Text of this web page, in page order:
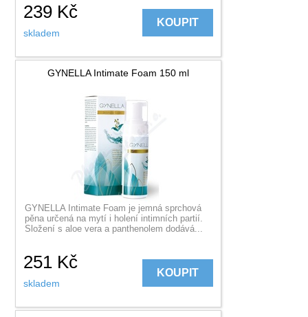
239 Kč
skladem
KOUPIT
GYNELLA Intimate Foam 150 ml
GYNELLA Intimate Foam je jemná sprchová
pěna určená na mytí i holení intimních partií.
Složení s aloe vera a panthenolem dodává...
251 Kč
skladem
KOUPIT